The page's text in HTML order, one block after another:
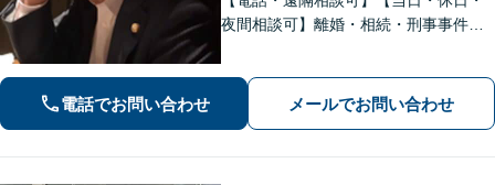
夜間相談可】離婚・相続・刑事事件に
に導きます。
電話でお問い合わせ メールでお問い合わせ